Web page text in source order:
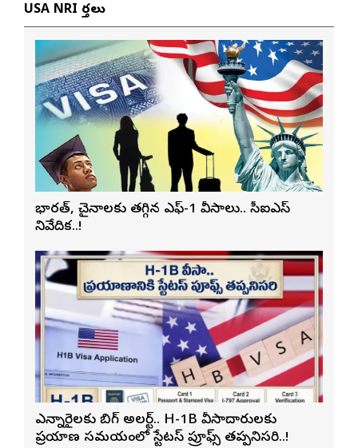
USA NRI వార్తలు
భారత్, చైనాలకు తగ్గిన ఎఫ్-1 వీసాలు.. సీఐఎస్
నివేదిక..!
ఎన్నారైలకు బిగ్ అలర్ట్.. H-1B వీసాదారులకు
ప్రయాణ సమయంలో స్టేటస్ ప్రూఫ్స్ తప్పనిసరి..!